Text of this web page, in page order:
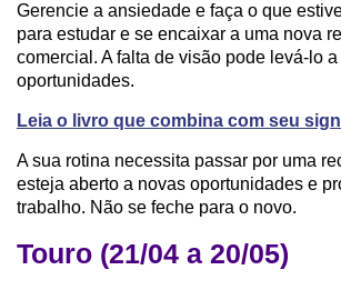
Gerencie a ansiedade e faça o que
para estudar e se encaixar a uma nova
comercial. A falta de visão pode levá-lo
oportunidades.
Leia o livro que combina com seu
A sua rotina necessita passar por uma
esteja aberto a novas oportunidades e
trabalho. Não se feche para o novo.
Touro (21/04 a 20/05)